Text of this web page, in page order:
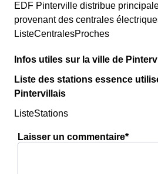
EDF Pinterville distribue
provenant des centrales
ListeCentralesProches
Infos utiles sur la ville de
Liste des stations essence
Pintervillais
ListeStations
Laisser un commentaire*